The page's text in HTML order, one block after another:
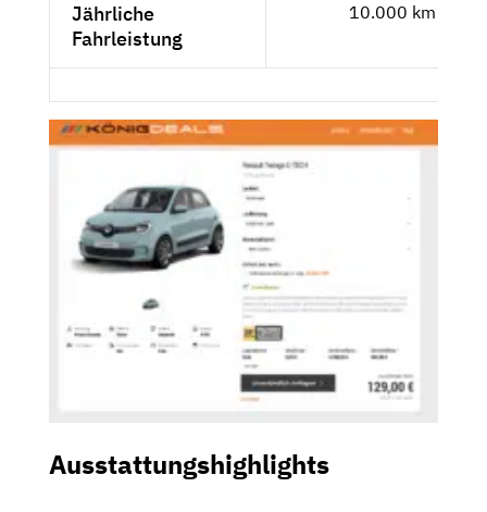
Jährliche
Fahrleistung
10.000 km
Ausstattungshighlights